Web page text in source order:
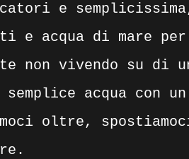
e
e acqua di mare
non vivendo su di
acqua con
oltre,